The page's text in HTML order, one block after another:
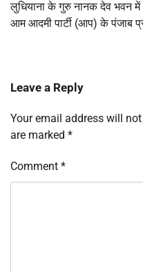
लुधियाना के गुरु नानक देव भवन में
आम आदमी पार्टी (आप) के पंजाब
Leave a Reply
Your email address will
are marked *
Comment *